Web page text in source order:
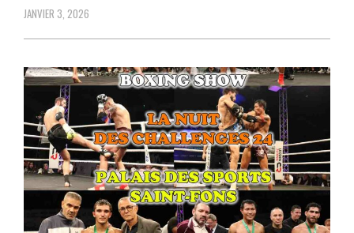
JANVIER 3, 2026